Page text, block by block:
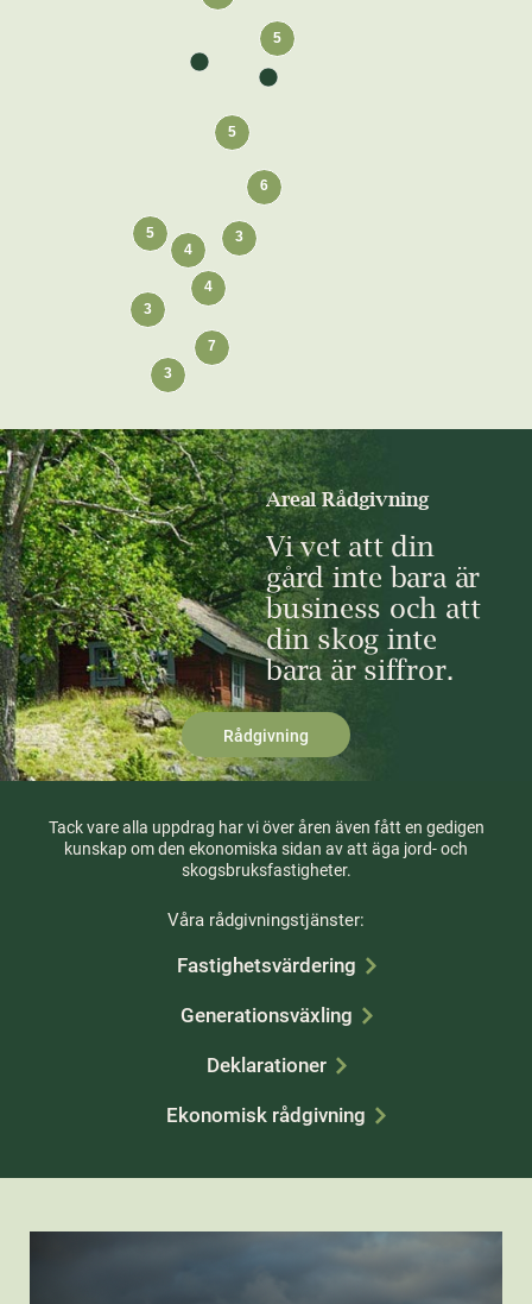
Areal Rådgivning
Vi vet att din
gård inte bara är
business och att
din skog inte
bara är siffror.
Rådgivning
Tack vare alla uppdrag har vi över åren även fått en gedigen
kunskap om den ekonomiska sidan av att äga jord- och
skogsbruksfastigheter.
Våra rådgivningstjänster:
Fastighetsvärdering
Generationsväxling
Deklarationer
Ekonomisk rådgivning